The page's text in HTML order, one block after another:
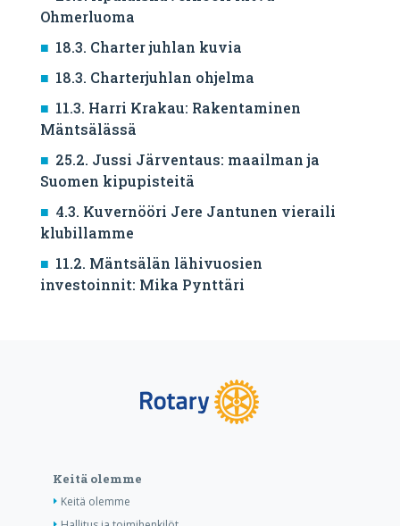
Ohmerluoma
18.3. Charter juhlan kuvia
18.3. Charterjuhlan ohjelma
11.3. Harri Krakau: Rakentaminen
Mäntsälässä
25.2. Jussi Järventaus: maailman ja
Suomen kipupisteitä
4.3. Kuvernööri Jere Jantunen vieraili
klubillamme
11.2. Mäntsälän lähivuosien
investoinnit: Mika Pynttäri
Keitä olemme
Keitä olemme